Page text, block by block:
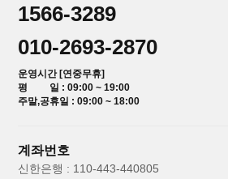
1566-3289
010-2693-2870
운영시간 [연중무휴]
평 일 : 09:00 ~ 19:00
주말,공휴일 : 09:00 ~ 18:00
계좌번호
신한은행 : 110-443-440805